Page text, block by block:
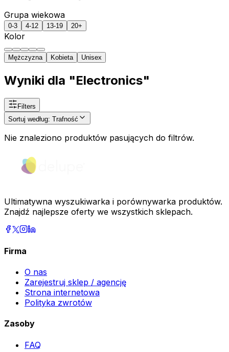
Grupa wiekowa
0-3 4-12 13-19 20+
Kolor
Mężczyzna Kobieta Unisex
Wyniki dla "Electronics"
Filters
Sortuj według: Trafność
Nie znaleziono produktów pasujących do filtrów.
Ultimatywna wyszukiwarka i porównywarka produktów.
Znajdź najlepsze oferty we wszystkich sklepach.
Firma
O nas
Zarejestruj sklep / agencję
Strona internetowa
Polityka zwrotów
Zasoby
FAQ